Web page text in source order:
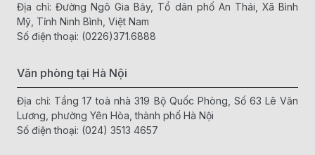
Địa chỉ: Đường Ngô Gia Bảy, Tổ dân phố An Thái, Xã Bình
Mỹ, Tỉnh Ninh Bình, Việt Nam
Số điện thoại: (0226)371.6888
Văn phòng tại Hà Nội
Địa chỉ: Tầng 17 toà nhà 319 Bộ Quốc Phòng, Số 63 Lê Văn
Lương, phường Yên Hòa, thành phố Hà Nội
Số điện thoại: (024) 3513 4657